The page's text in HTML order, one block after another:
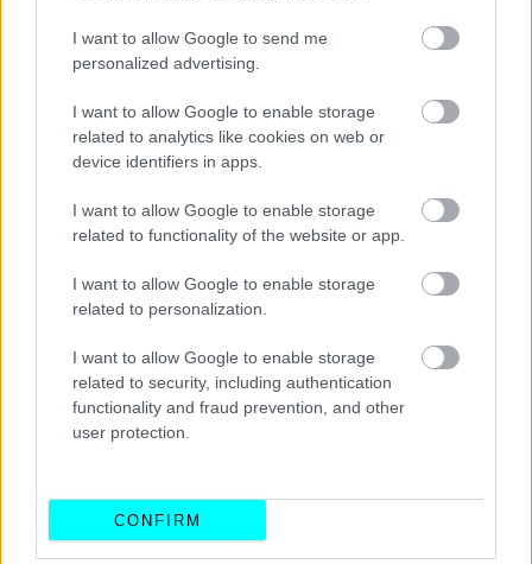
I want to allow Google to send me
personalized advertising.
I want to allow Google to enable storage
related to analytics like cookies on web or
device identifiers in apps.
I want to allow Google to enable storage
related to functionality of the website or app.
I want to allow Google to enable storage
related to personalization.
I want to allow Google to enable storage
related to security, including authentication
functionality and fraud prevention, and other
user protection.
CONFIRM
προσφέρεται με την επιλογή ανάμεσα σε τρεις
Τον εξοοπλισμό και των δύο εκδόσεων συμπληρώνει το
περιβάλλοντος. Και, παράλληλα, το ηχοσύστημα της Focal
Electra που εξελίχθηκε ειδικά για το γαλλικό sedan, με
ανοιξείδωτο ατσάλι στο εσωτερικό των 14 ηχείων.
ξεκινά στη Γαλλία από τα
58.000 Ευρώ για την έκδοση Performance Line+ και από
τα € 60.900 για τη Rivoli+.